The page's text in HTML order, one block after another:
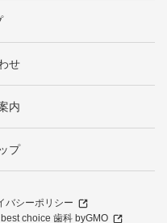
せ
内
プ
バシーポリシー
best choice 歯科 byGMO